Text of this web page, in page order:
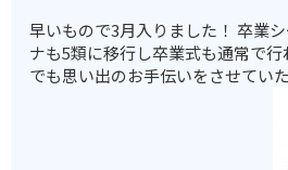
早いもので3月入りました！ 卒業
ナも5類に移行し卒業式も通常で
でも思い出のお手伝いをさせてい